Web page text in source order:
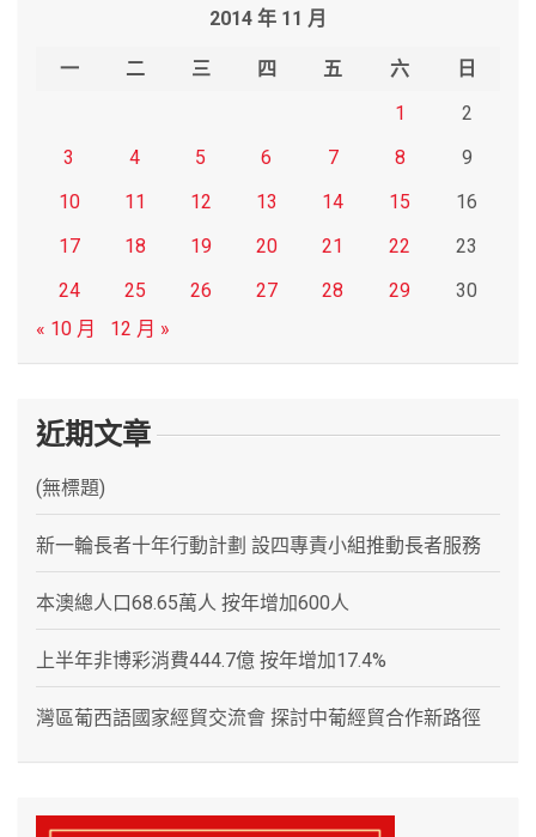
2014 年 11 月
一 二 三 四 五 六
日
1
2
3
4 5 6 7 8
9
10
11 12 13 14 15
16
17
18 19 20 21 22
23
24
25 26 27 28 29
30
« 10 月
12 月 »
近期文章
(無標題)
新一輪長者十年行動計劃 設四專責小組推動長者服務
本澳總人口68.65萬人 按年增加600人
上半年非博彩消費444.7億 按年增加17.4%
灣區葡西語國家經貿交流會 探討中葡經貿合作新路徑